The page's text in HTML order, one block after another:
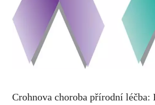
Crohnova​ choroba⁢ přírodní léčba: